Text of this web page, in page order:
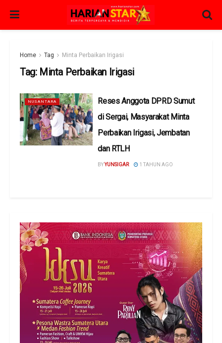
Home Tag Minta Perbaikan Irigasi
Tag: Minta Perbaikan Irigasi
NUSANTARA
Reses Anggota DPRD Sumut
di Sergai, Masyarakat Minta
Perbaikan Irigasi, Jembatan
dan RTLH
BYYUNSIGAR 1 TAHUN AGO